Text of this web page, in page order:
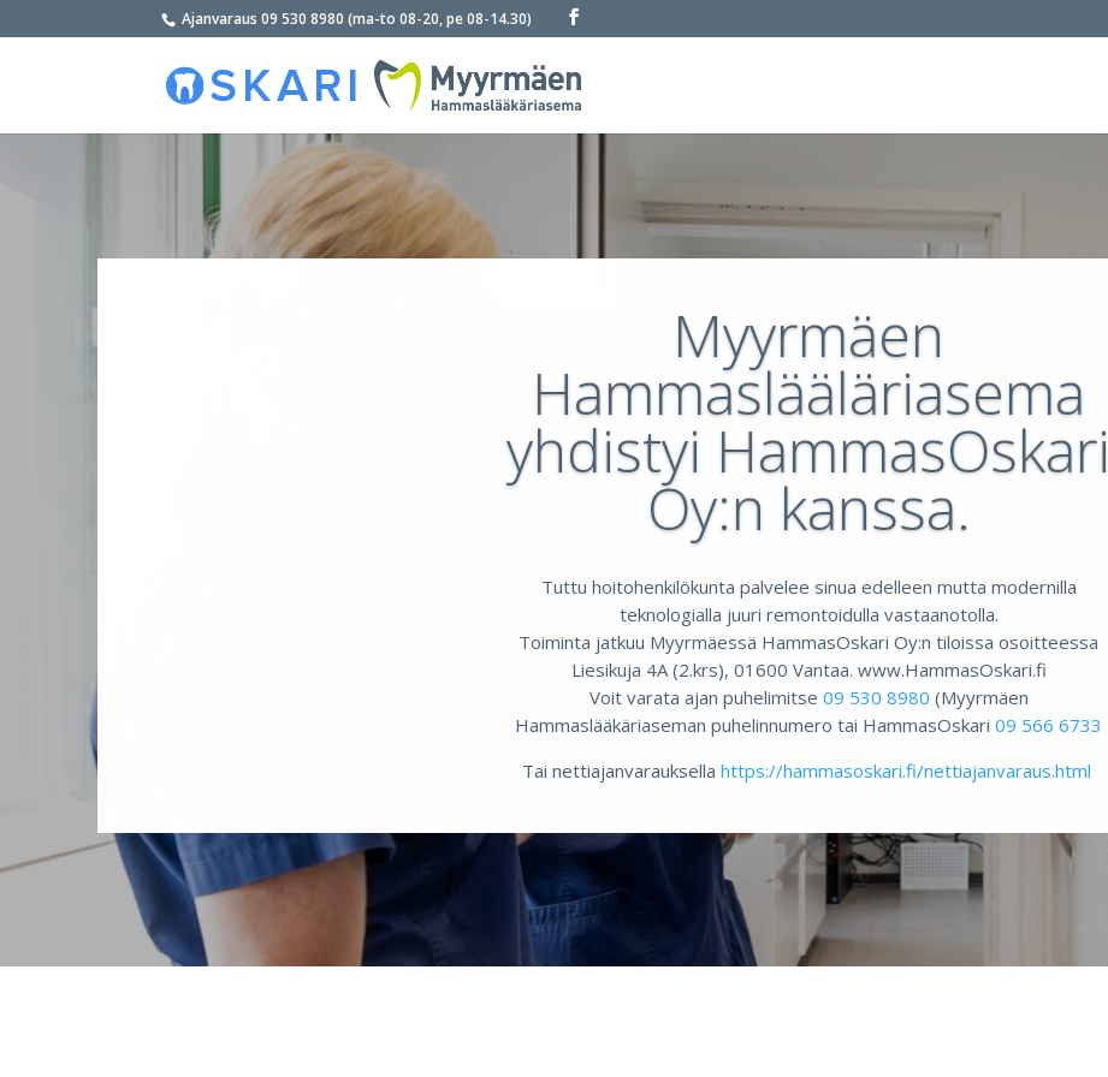
Ajanvaraus 09 530 8980 (ma-to 08-20, pe 08-14.30)
Myyrmäen
Hammaslääläriasema
yhdistyi HammasOskari
Oy:n kanssa.
Tuttu hoitohenkilökunta palvelee sinua edelleen mutta modernilla
teknologialla juuri remontoidulla vastaanotolla.
Toiminta jatkuu Myyrmäessä HammasOskari Oy:n tiloissa osoitteessa
Liesikuja 4A (2.krs), 01600 Vantaa. www.HammasOskari.fi
Voit varata ajan puhelimitse 09 530 8980 (Myyrmäen
Hammaslääkäriaseman puhelinnumero tai HammasOskari 09 566 6733
Tai nettiajanvarauksella https://hammasoskari.fi/nettiajanvaraus.html